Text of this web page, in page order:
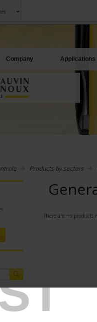
Company Applications
Products by sectors
There are no products